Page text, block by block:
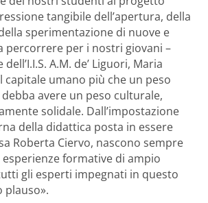
tangibile dell’apertura, della
sperimentazione di nuove e
percorrere per i nostri giovani –
A.M. de’ Liguori, Maria
capitale umano più che un peso
avere un peso culturale,
solidale. Dall’impostazione
della didattica posta in essere
Roberta Ciervo, nascono sempre
formative di ampio
gli esperti impegnati in questo
plauso».